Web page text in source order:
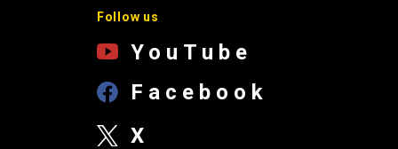
Follow us
YouTube
Facebook
X